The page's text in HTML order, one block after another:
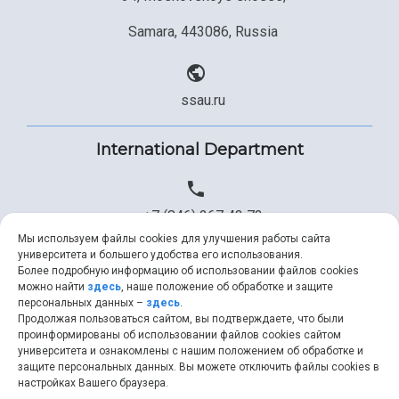
Samara, 443086, Russia
ssau.ru
International Department
+7 (846) 267 43 73
+7 (846) 334 57 22
ssau@ssau.ru
Мы используем файлы cookies для улучшения работы сайта
университета и большего удобства его использования.
Более подробную информацию об использовании файлов cookies
можно найти здесь, наше положение об обработке и защите
персональных данных – здесь.
Продолжая пользоваться сайтом, вы подтверждаете, что были
проинформированы об использовании файлов cookies сайтом
университета и ознакомлены с нашим положением об обработке и
защите персональных данных. Вы можете отключить файлы cookies в
настройках Вашего браузера.